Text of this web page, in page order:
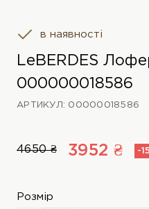
в наявності
LeBERDES
000000018586
АРТИКУЛ: 00000018586
4650 ₴ 3952 ₴ -
Розмір